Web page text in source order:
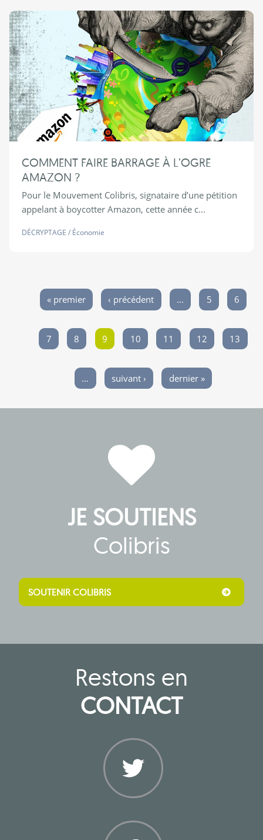
COMMENT FAIRE BARRAGE À L’OGRE
AMAZON ?
Pour le Mouvement Colibris, signataire d’une pétition
appelant à boycotter Amazon, cette année c...
DÉCRYPTAGE / Économie
Pages« premier ‹ précédent … 5 6
7 8 9 10 11 12 13
… suivant › dernier »
JE SOUTIENS
Colibris
SOUTENIR COLIBRIS
Restons en
CONTACT